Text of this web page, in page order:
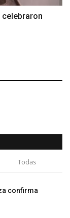
celebraron
Todas
confirma